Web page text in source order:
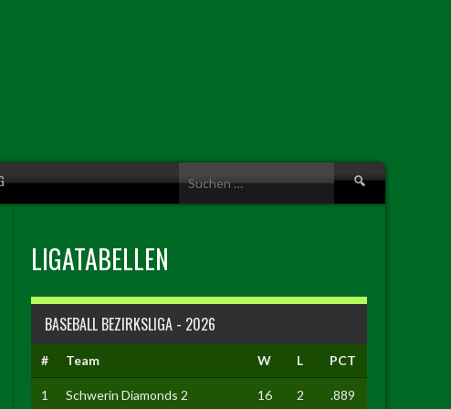
Suche
LIGATABELLEN
BASEBALL BEZIRKSLIGA - 2026
# Team W L PCT
1 Schwerin Diamonds 2 16 2 .889